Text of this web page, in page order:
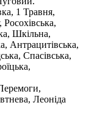
1 Травня,
Шкільна,
Антрацитівська,
Спасівська,
Леоніда